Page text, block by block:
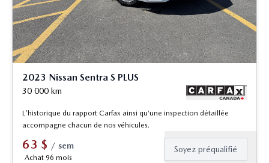
2023 Nissan Sentra S PLUS
30 000 km
L'historique du rapport Carfax ainsi qu’une inspection détaillée
accompagne chacun de nos véhicules.
63 $ / sem
Achat 96 mois
Soyez préqualifié